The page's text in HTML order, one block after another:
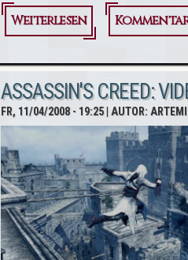
Weiterlesen
über Ende
Gewinnspiels
ASSASSIN'S CREED:
FR, 11/04/2008 - 19:25| AUTOR: